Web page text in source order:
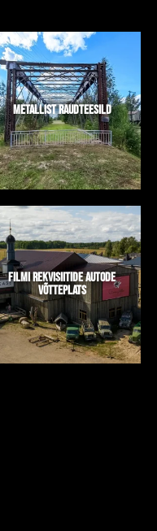
METALLIST RAUDTEESILD
FILMI REKVISIITIDE AUTODE
VÕTTEPLATS